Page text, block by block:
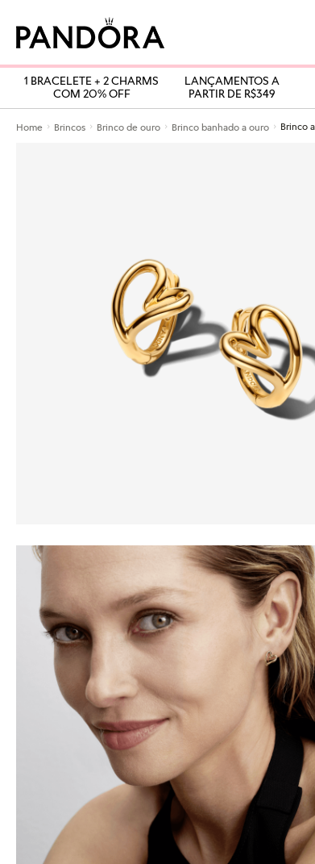
1 BRACELETE + 2 CHARMS
COM 20% OFF
LANÇAMENTOS A
PARTIR DE R$349
Home Brincos Brinco de ouro Brinco banhado a ouro